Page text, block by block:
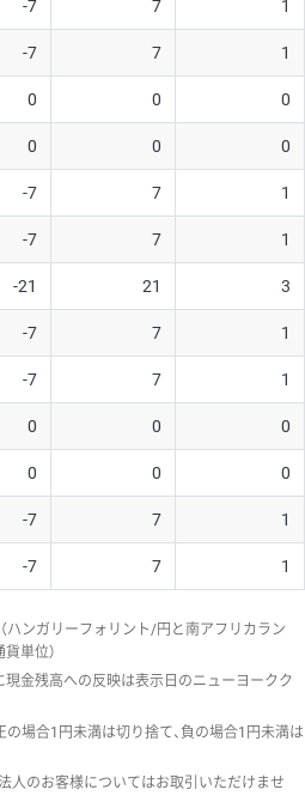
-7 7 1
-7 7 1
0 0 0
0 0 0
-7 7 1
-7 7 1
-21 21 3
-7 7 1
-7 7 1
0 0 0
0 0 0
-7 7 1
-7 7 1
ハンガリーフォリント/円と南アフリカラン
単位）
金残高への反映は表示日のニューヨークク
の場合1円未満は切り捨て、負の場合1円未満は
人のお客様についてはお取引いただけませ